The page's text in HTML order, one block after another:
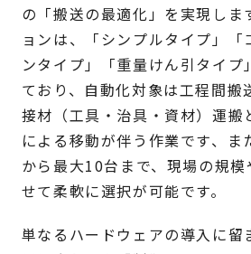
の「搬送の最適化」を実現しま
ョンは、「シンプルタイプ」「
ンタイプ」「重量けん引タイ
ており、自動化対象は工程間搬
接材（工具・治具・資材）運搬
による移動が伴う作業です、ま
から最大10台まで、現場の規
せて柔軟に選択が可能です。
単なるハードウェアの導入に留